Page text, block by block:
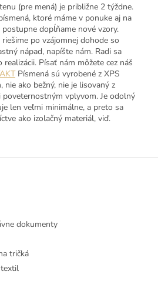
(pre mená) je približne 2 týždne.
ktoré máme v ponuke aj na
dopĺňame nové vzory.
po vzájomnej dohode so
nápad, napíšte nám. Radi sa
Písať nám môžete cez náš
Písmená sú vyrobené z XPS
ako bežný, nie je lisovaný z
poveternostným vplyvom. Je odolný
len veľmi minimálne, a preto sa
ako izolačný materiál, viď.
dokumenty
tričká